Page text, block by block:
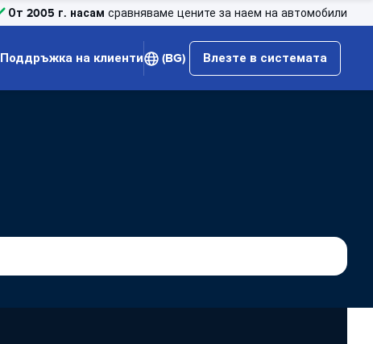
От 2005 г. насам сравняваме цените за наем на автомобили
Поддръжка на клиенти (BG) Влезте в системата